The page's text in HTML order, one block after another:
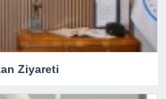
Ziyareti